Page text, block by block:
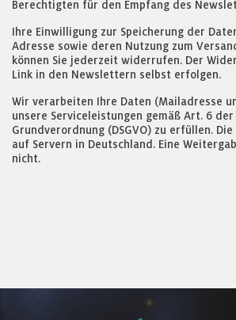
Berechtigten für den Empfang des
Ihre Einwilligung zur Speicherung der
Adresse sowie deren Nutzung zum
können Sie jederzeit widerrufen. Der
Link in den Newslettern selbst erfolgen.
Wir verarbeiten Ihre Daten (Mailadresse
unsere Serviceleistungen gemäß Art. 6
Grundverordnung (DSGVO) zu erfüllen.
auf Servern in Deutschland. Eine
nicht.